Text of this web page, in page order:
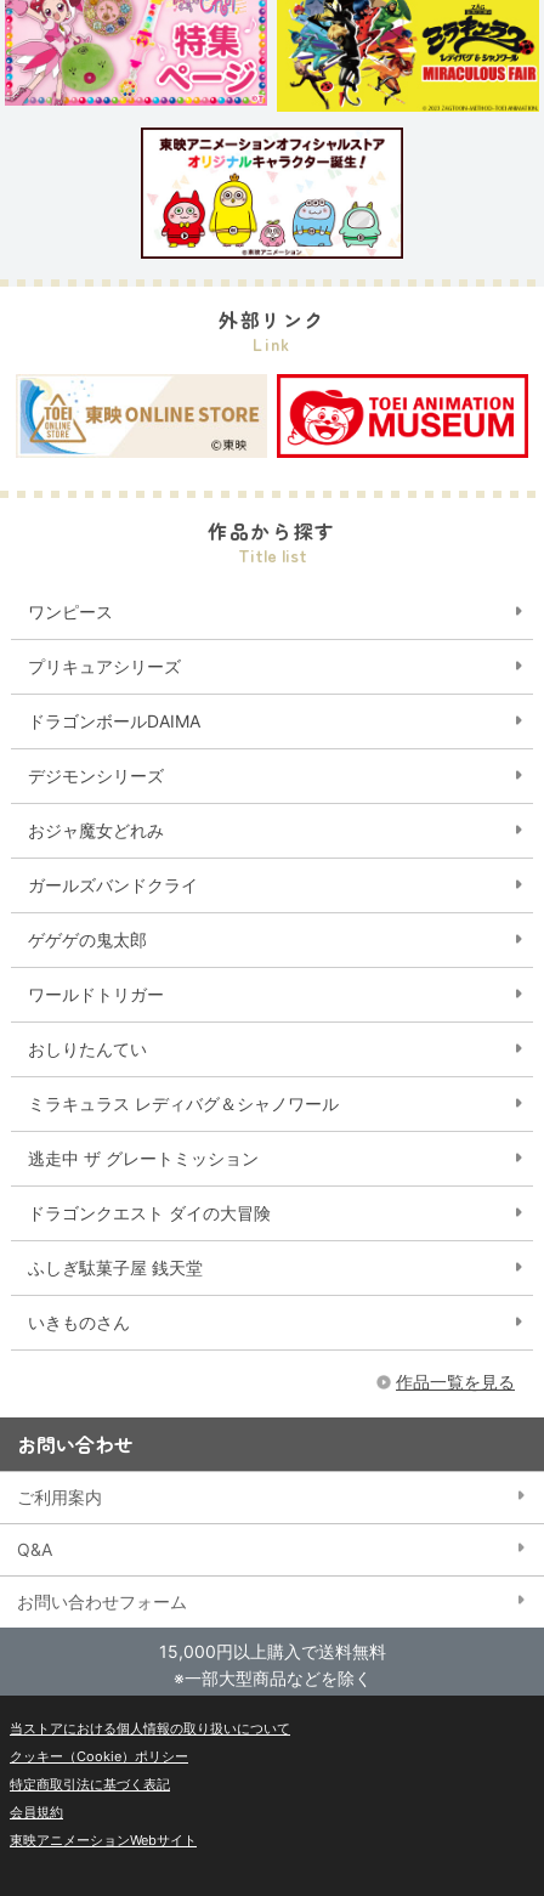
外部リンク
Link
作品から探す
Title list
ワンピース
プリキュアシリーズ
ドラゴンボールDAIMA
デジモンシリーズ
おジャ魔女どれみ
ガールズバンドクライ
ゲゲゲの鬼太郎
ワールドトリガー
おしりたんてい
ミラキュラス レディバグ＆シャノワール
逃走中 ザ グレートミッション
ドラゴンクエスト ダイの大冒険
ふしぎ駄菓子屋 銭天堂
いきものさん
作品一覧を見る
お問い合わせ
ご利用案内
Q&A
お問い合わせフォーム
15,000円以上購入で送料無料
※一部大型商品などを除く
当ストアにおける個人情報の取り扱いについて
クッキー（Cookie）ポリシー
特定商取引法に基づく表記
会員規約
東映アニメーションWebサイト